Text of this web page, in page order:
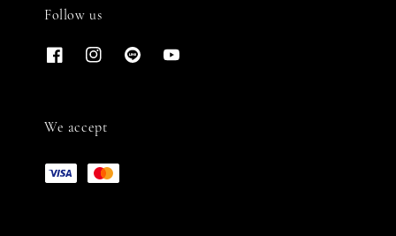
Follow us
We accept